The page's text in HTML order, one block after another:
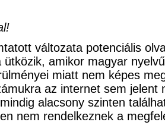
változata potenciális
ütközik, amikor magyar
miatt nem képes
az internet sem jelent
alacsony szinten
nem rendelkeznek a